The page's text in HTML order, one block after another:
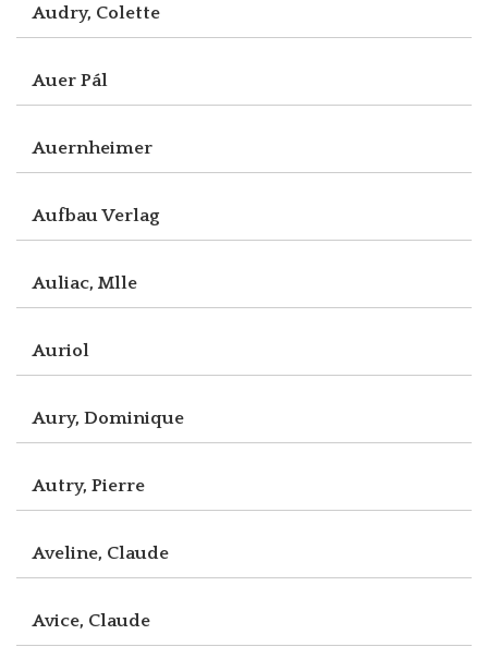
Audry, Colette
Auer Pál
Auernheimer
Aufbau Verlag
Auliac, Mlle
Auriol
Aury, Dominique
Autry, Pierre
Aveline, Claude
Avice, Claude